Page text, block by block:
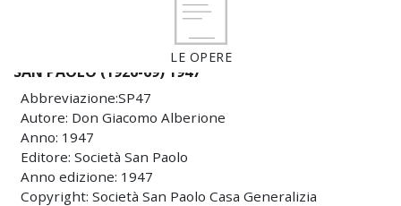
LE OPERE
SAN PAOLO (1926-69) 1947
Abbreviazione:SP47
Autore: Don Giacomo Alberione
Anno: 1947
Editore: Società San Paolo
Anno edizione: 1947
Copyright: Società San Paolo Casa Generalizia